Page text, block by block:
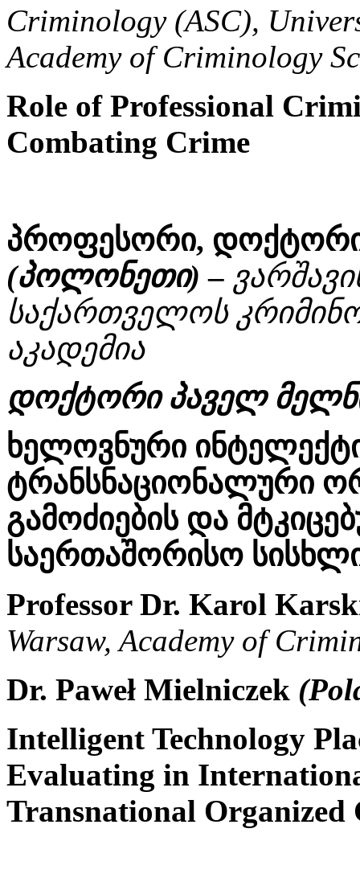
Criminology (ASC),
Academy of Criminology
Role of Professional
Combating Crime
პროფესორი,
(პოლონეთი)–
საქართველოს
აკადემია
დოქტორი პაველ
ხელოვნური
ტრანსნაციონალური
გამოძიების და
საერთაშორისო
Professor Dr. Karol
Warsaw, Academy of
Dr. Paweł Mielniczek
Intelligent Technology
Evaluating in
Transnational Organized